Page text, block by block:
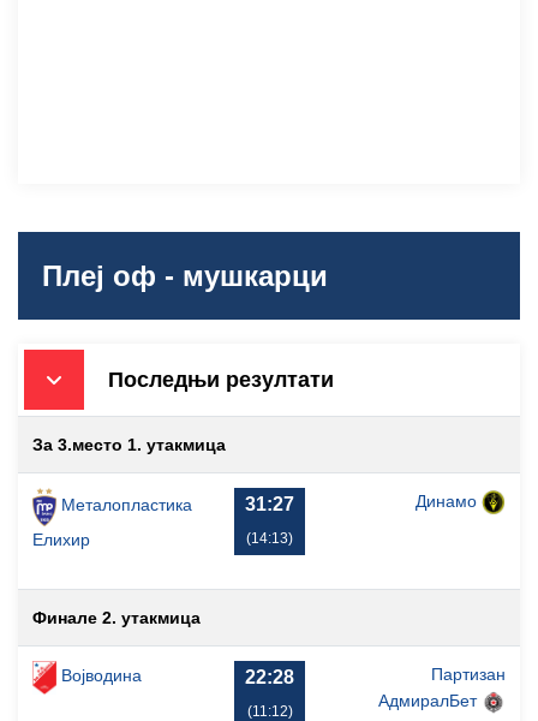
Плеј оф - мушкарци
Последњи резултати
За 3.место 1. утакмица
Металопластика
Елиxир
31:27
(14:13)
Динамо
Финале 2. утакмица
Војводина 22:28
(11:12)
Партизан
АдмиралБет